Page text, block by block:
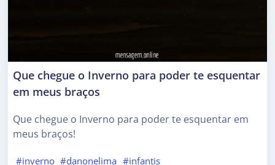
Que chegue o Inverno para poder te esquentar
em meus braços
Que chegue o Inverno para poder te esquentar em
meus braços!
#inverno #danonelima #infantis